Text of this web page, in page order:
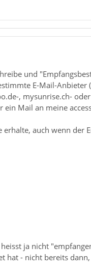
und
E-Mail-Anbieter
, mysunrise.ch-
Mail an meine
auch wenn der
ja nicht
hat - nicht bereits